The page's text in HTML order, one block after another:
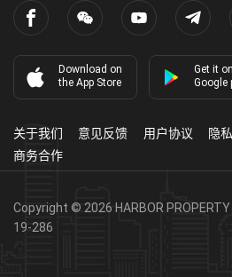
Download on
the App Store
Get it on
Google
关于我们 意见反馈 用户协议 隐
商务合作
Copyright © 2026 HARBOR PROPERTY
19-286